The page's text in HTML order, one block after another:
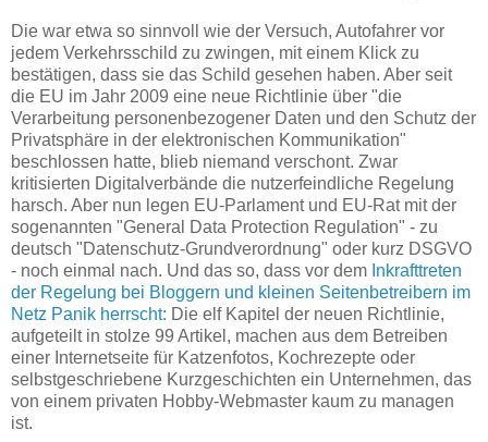
Die war etwa so sinnvoll wie der Versuch, Autofahrer vor
jedem Verkehrsschild zu zwingen, mit einem Klick zu
bestätigen, dass sie das Schild gesehen haben. Aber seit
die EU im Jahr 2009 eine neue Richtlinie über "die
Verarbeitung personenbezogener Daten und den Schutz der
Privatsphäre in der elektronischen Kommunikation"
beschlossen hatte, blieb niemand verschont. Zwar
kritisierten Digitalverbände die nutzerfeindliche Regelung
harsch. Aber nun legen EU-Parlament und EU-Rat mit der
sogenannten "General Data Protection Regulation" - zu
deutsch "Datenschutz-Grundverordnung" oder kurz DSGVO
- noch einmal nach. Und das so, dass vor dem Inkrafttreten
der Regelung bei Bloggern und kleinen Seitenbetreibern im
Netz Panik herrscht: Die elf Kapitel der neuen Richtlinie,
aufgeteilt in stolze 99 Artikel, machen aus dem Betreiben
einer Internetseite für Katzenfotos, Kochrezepte oder
selbstgeschriebene Kurzgeschichten ein Unternehmen, das
von einem privaten Hobby-Webmaster kaum zu managen
ist.